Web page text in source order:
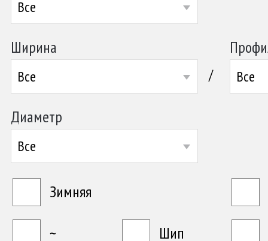
Все
Ширина
Все / Все
Диаметр
Все
Зимняя
~
Шип